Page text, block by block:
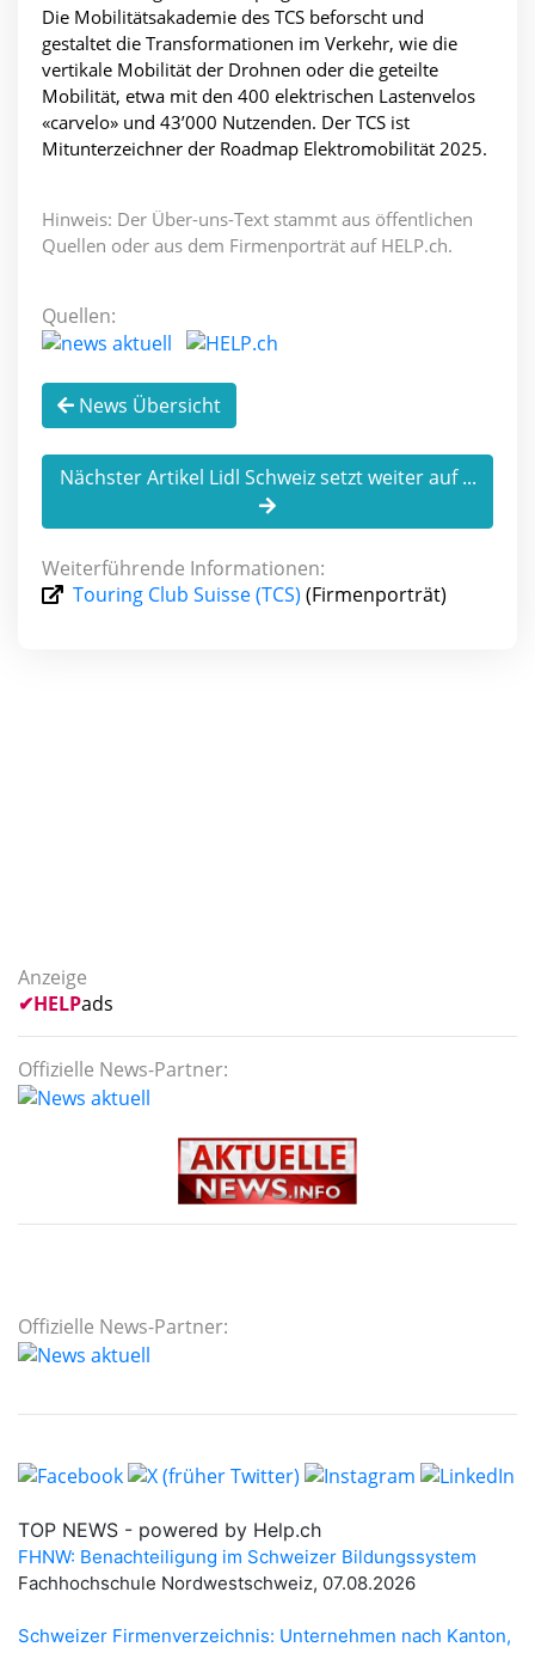
Die Mobilitätsakademie des TCS beforscht und
gestaltet die Transformationen im Verkehr, wie die
vertikale Mobilität der Drohnen oder die geteilte
Mobilität, etwa mit den 400 elektrischen Lastenvelos
«carvelo» und 43’000 Nutzenden. Der TCS ist
Mitunterzeichner der Roadmap Elektromobilität 2025.
Hinweis: Der Über-uns-Text stammt aus öffentlichen
Quellen oder aus dem Firmenporträt auf HELP.ch.
Quellen:
News Übersicht
Nächster Artikel Lidl Schweiz setzt weiter auf ...
Weiterführende Informationen:
Touring Club Suisse (TCS) (Firmenporträt)
Anzeige
✔HELPads
Offizielle News-Partner:
Offizielle News-Partner: